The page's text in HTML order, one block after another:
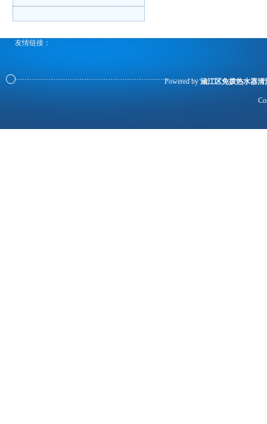
友情链接：
Powered by涵江区免拨热水器清